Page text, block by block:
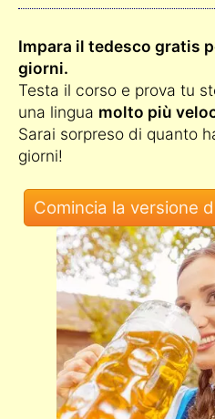
Impara il tedesco gratis
giorni.
Testa il corso e prova tu
una lingua molto più
Sarai sorpreso di quanto
giorni!